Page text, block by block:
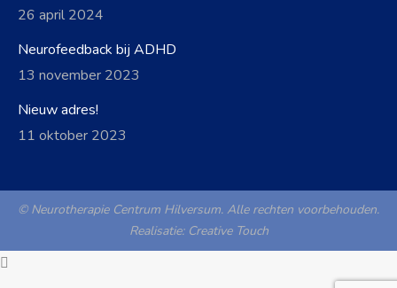
26 april 2024
Neurofeedback bij ADHD
13 november 2023
Nieuw adres!
11 oktober 2023
© Neurotherapie Centrum Hilversum. Alle rechten voorbehouden.
Realisatie: Creative Touch